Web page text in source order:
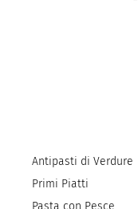
Antipasti di Verdure
Primi Piatti